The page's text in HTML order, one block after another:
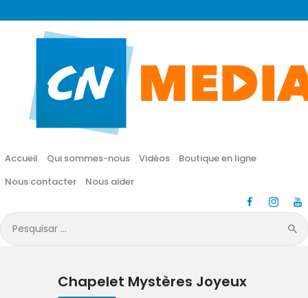
Accueil Qui sommes-nous Vidéos
Boutique en ligne
Nous contacter
Nous aider
Pesquisar
por:
CN MÉDIA
Une vie nouvelle en JESUS !
Accueil
Vidéos
Boutique en ligne
Nous aider
Chapelet Mystères Joyeux